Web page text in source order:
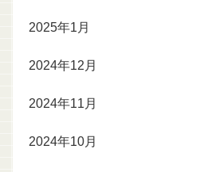
2025年1月
2024年12月
2024年11月
2024年10月